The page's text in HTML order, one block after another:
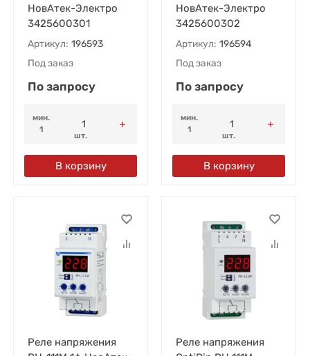
НовАтек-Электро
3425600301
Артикул: 196593
Под заказ
По запросу
мин.
1
шт.
В корзину
НовАтек-Электро
3425600302
Артикул: 196594
Под заказ
По запросу
мин.
1
шт.
В корзину
Реле напряжения
Реле напряжения